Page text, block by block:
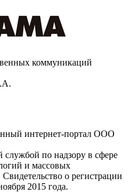
коммуникаций
интернет-портал ООО
службой по надзору в сфере
и массовых
о регистрации
2015 года.